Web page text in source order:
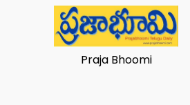
Praja Bhoomi